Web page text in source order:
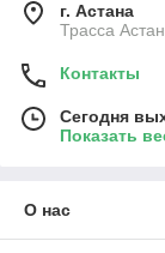
г. Астана
Трасса
Контакты
Сегодня
Показать
О нас